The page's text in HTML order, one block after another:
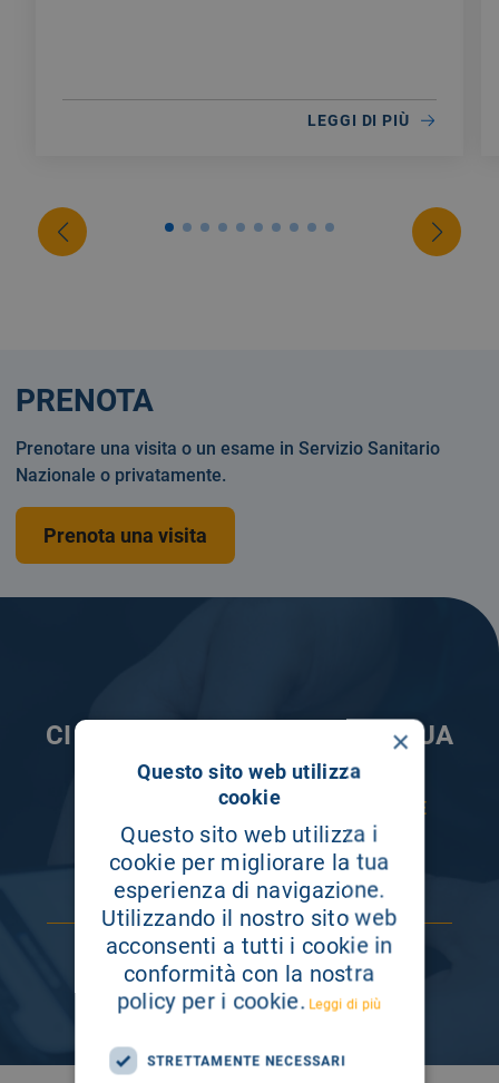
LEGGI DI PIÙ
CI PRENDIAMO CURA DELLA TUA
INFORMAZIONE
ISCRIVITI AI NOSTRI CANALI PER RESTARE
SEMPRE AGGIORNATO
PRENOTA
Prenotare una visita o un esame in Servizio Sanitario
Nazionale o privatamente.
Prenota una visita
×
Questo sito web utilizza
cookie
Questo sito web utilizza i
cookie per migliorare la tua
esperienza di navigazione.
Utilizzando il nostro sito web
acconsenti a tutti i cookie in
conformità con la nostra
policy per i cookie. Leggi di più
STRETTAMENTE NECESSARI